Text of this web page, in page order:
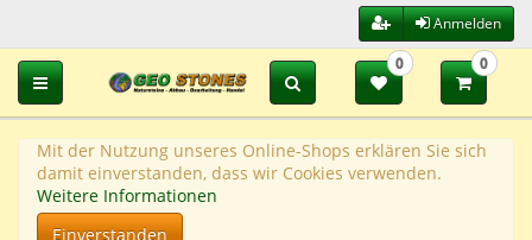
Anmelden
Toggle navigation
0 0
Mit der Nutzung unseres Online-Shops erklären Sie sich
damit einverstanden, dass wir Cookies verwenden.
Weitere Informationen
Einverstanden